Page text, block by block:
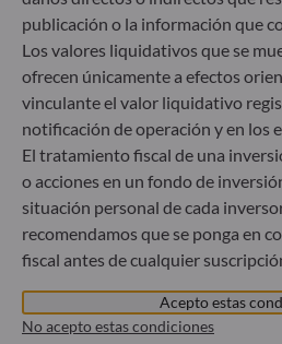
Bundesanstalt für
Registro Comercial: HRB 11971
instancia de Düsseldorf
ODDO BHF Asset Management
6, rue Gabriel Lippmann
L-5365 Munsbach
Luxemburgo
+352 45 76 76 245
de Surveillance du Secteur Financier
Mercantil: B 29891
publicación o la información que
Los valores liquidativos que se
ofrecen únicamente a efectos
vinculante el valor liquidativo
notificación de operación y en los
El tratamiento fiscal de una
o acciones en un fondo de
situación personal de cada
recomendamos que se ponga en
fiscal antes de cualquier
Acepto estas
No acepto estas condiciones